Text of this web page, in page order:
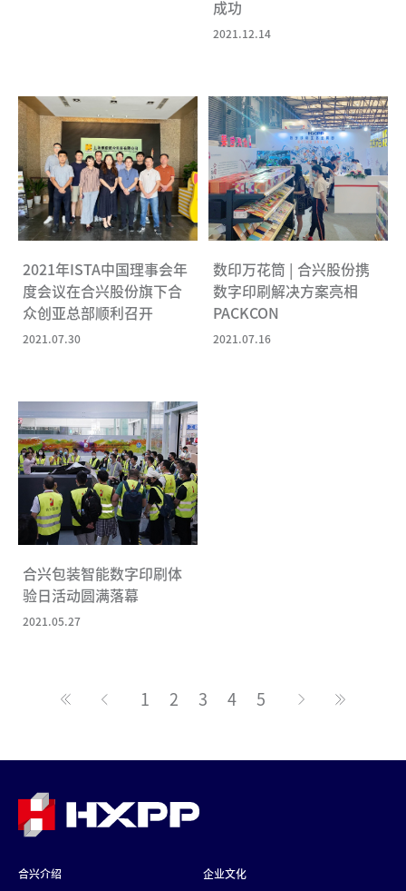
成功
2021.12.14
2021年ISTA中国理事会年
度会议在合兴股份旗下合
众创亚总部顺利召开
2021.07.30
数印万花筒 | 合兴股份携
数字印刷解决方案亮相
PACKCON
2021.07.16
合兴包装智能数字印刷体
验日活动圆满落幕
2021.05.27
1 2 3 4 5
合兴介绍 企业文化